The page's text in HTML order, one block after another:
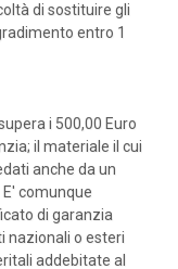
di sostituire gli
entro 1
i 500,00 Euro
il materiale il cui
anche da un
comunque
di garanzia
nazionali o esteri
addebitate al